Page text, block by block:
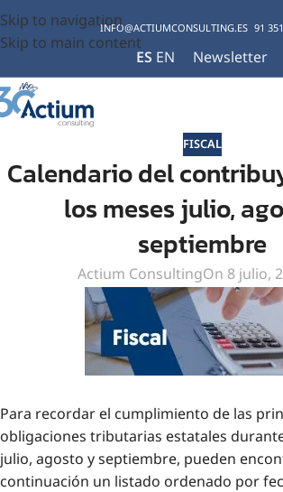
Skip to navigation
Skip to main content
INFO@ACTIUMCONSULTING.ES 91
ES EN Newsletter
FISCAL
Calendario del
los meses julio,
septiembre
Actium ConsultingOn 8 julio,
Para recordar el cumplimiento de las
obligaciones tributarias estatales
julio, agosto y septiembre, pueden
continuación un listado ordenado por